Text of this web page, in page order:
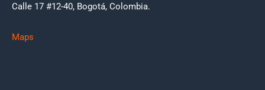
Calle 17 #12-40, Bogotá, Colombia.
Maps